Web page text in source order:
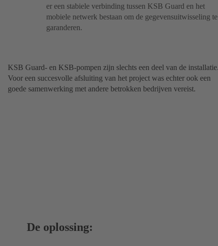
er een stabiele verbinding tussen KSB Guard en het
mobiele netwerk bestaan om de gegevensuitwisseling te
garanderen.
KSB Guard- en KSB-pompen zijn slechts een deel van de
Voor een succesvolle afsluiting van het project was echter ook een
goede samenwerking met andere betrokken bedrijven vereist.
De oplossing: